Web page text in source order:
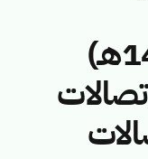
(4374185/ق/1443هـ)